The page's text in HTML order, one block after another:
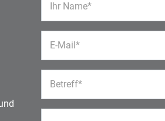
Ihr Name*
E-Mail*
Betreff*